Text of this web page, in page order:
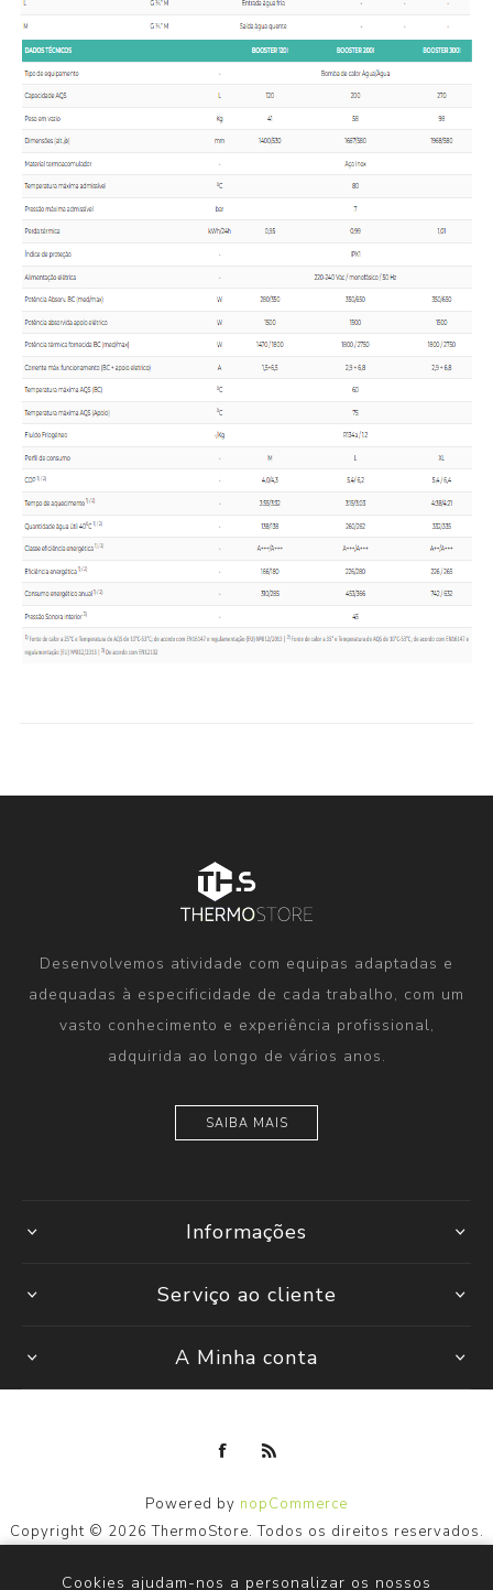
Desenvolvemos atividade com equipas adaptadas e
adequadas à especificidade de cada trabalho, com um
vasto conhecimento e experiência profissional,
adquirida ao longo de vários anos.
SAIBA MAIS
Informações
Serviço ao cliente
A Minha conta
Powered by nopCommerce
Copyright © 2026 ThermoStore. Todos os direitos reservados.
Cookies ajudam-nos a personalizar os nossos